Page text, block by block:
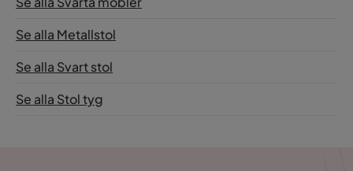
Se alla Metallstol
Se alla Svart stol
Se alla Stol tyg